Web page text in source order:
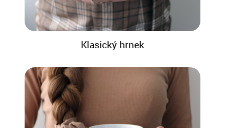
Klasický hrnek